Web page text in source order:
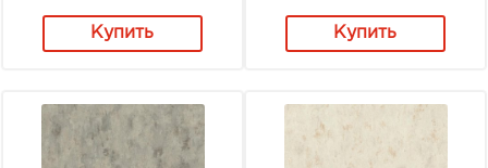
Купить Купить